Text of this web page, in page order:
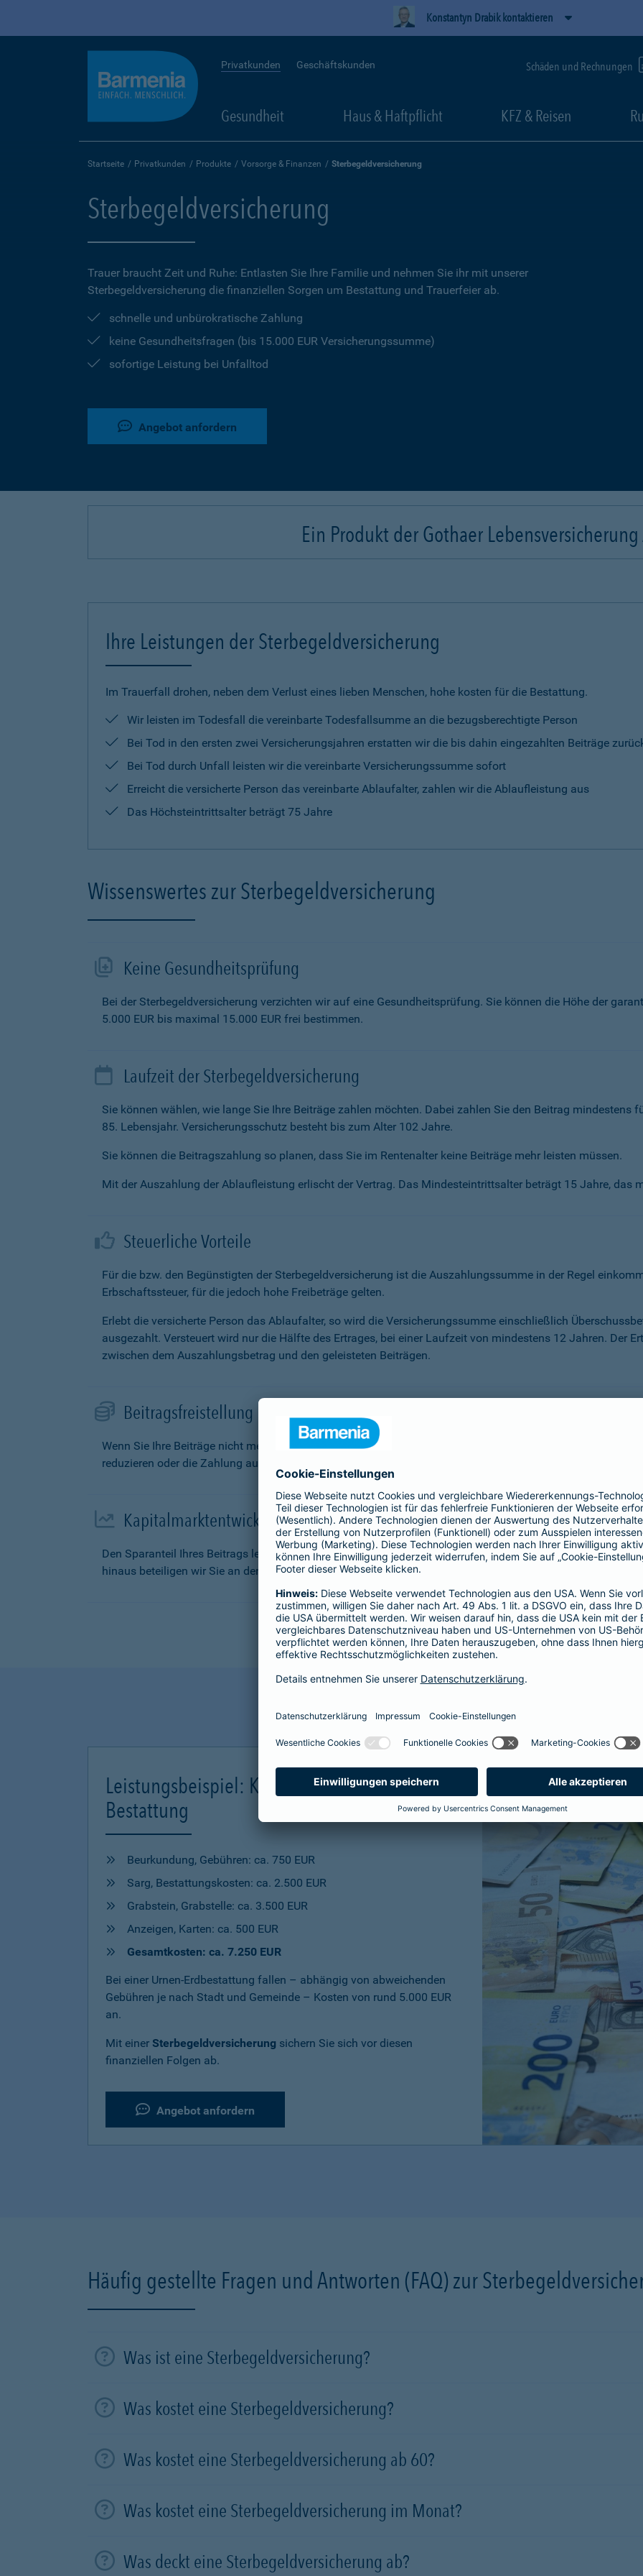
Konstantyn Drabik kontaktieren
Privatkunden Geschäftskunden Schäden und Rechnungen
Gesundheit Haus & Haftpflicht KFZ & Reisen
Startseite Privatkunden Produkte Vorsorge & Finanzen Sterbegeldversicherung
Sterbegeldversicherung
Trauer braucht Zeit und Ruhe: Entlasten Sie Ihre Familie und nehmen Sie ihr mit unserer
Sterbegeldversicherung die finanziellen Sorgen um Bestattung und Trauerfeier ab.
schnelle und unbürokratische Zahlung
keine Gesundheitsfragen (bis 15.000 EUR Versicherungssumme)
sofortige Leistung bei Unfalltod
Angebot anfordern
Ein Produkt der Gothaer Lebensversicherung
Ihre Leistungen der Sterbegeldversicherung
Im Trauerfall drohen, neben dem Verlust eines lieben Menschen, hohe kosten für die Bestattung.
Wir leisten im Todesfall die vereinbarte Todesfallsumme an die bezugsberechtigte Person
Bei Tod in den ersten zwei Versicherungsjahren erstatten wir die bis dahin eingezahlten Beiträge
Bei Tod durch Unfall leisten wir die vereinbarte Versicherungssumme sofort
Erreicht die versicherte Person das vereinbarte Ablaufalter, zahlen wir die Ablaufleistung aus
Das Höchsteintrittsalter beträgt 75 Jahre
Wissenswertes zur Sterbegeldversicherung
Keine Gesundheitsprüfung
Bei der Sterbegeldversicherung verzichten wir auf eine Gesundheitsprüfung. Sie können die Höhe der
5.000 EUR bis maximal 15.000 EUR frei bestimmen.
Laufzeit der Sterbegeldversicherung
Sie können wählen, wie lange Sie Ihre Beiträge zahlen möchten. Dabei zahlen Sie den Beitrag mindestens
85. Lebensjahr. Versicherungsschutz besteht bis zum Alter 102 Jahre.
Sie können die Beitragszahlung so planen, dass Sie im Renten­alter keine Beiträge mehr leisten müssen.
Mit der Auszahlung der Ablaufleistung erlischt der Vertrag. Das Mindesteintrittsalter beträgt 15 Jahre, das
Steuerliche Vorteile
Für die bzw. den Begünstigten der Sterbegeldversicherung ist die Auszahlungssumme in der Regel
Erbschaftssteuer, für die jedoch hohe Freibeträge gelten.
Erlebt die versicherte Person das Ablaufalter, so wird die Versicherungssumme ein­schließlich
ausgezahlt. Versteuert wird nur die Hälfte des Ertrages, bei einer Laufzeit von mindestens 12 Jahren. Der
zwischen dem Auszahlungsbetrag und den geleisteten Beiträgen.
Beitragsfreistellung
Wenn Sie Ihre Beiträge nicht mehr zahlen können, haben Sie die Möglichkeit der Beitragsfreistellung. Sie
reduzieren oder die Zahlung aufschieben.
Kapitalmarktentwicklung
Den Sparanteil Ihres Beitrags legen wir für Sie an. Sie erhalten darauf einen Garantiezins – unabhängig
hinaus beteiligen wir Sie an den Überschüssen, die unser Kapitalanlagemanagement erwirtschaftet.
Leistungsbeispiel: Kosten einer traditionellen
Bestattung
Beurkundung, Gebühren: ca. 750 EUR
Sarg, Bestattungskosten: ca. 2.500 EUR
Grabstein, Grabstelle: ca. 3.500 EUR
Anzeigen, Karten: ca. 500 EUR
Gesamtkosten: ca. 7.250 EUR
Bei einer Urnen-Erdbestattung fallen – abhängig von abweichenden
Gebühren je nach Stadt und Gemeinde – Kosten von rund 5.000 EUR
an.
Mit einer Sterbegeldversicherung sichern Sie sich vor diesen
finanziellen Folgen ab.
Angebot anfordern
Häufig gestellte Fragen und Antworten (FAQ) zur
Was ist eine Sterbegeldversicherung?
Was kostet eine Sterbegeldversicherung?
Was kostet eine Sterbegeldversicherung ab 60?
Was kostet eine Sterbegeldversicherung im Monat?
Was deckt eine Sterbegeldversicherung ab?